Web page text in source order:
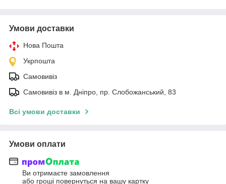
Умови доставки
Нова Пошта
Укрпошта
Самовивіз
Самовивіз в м. Дніпро, пр. Слобожанський, 83
Всі умови доставки
Умови оплати
Ви отримаєте замовлення
або гроші повернуться на вашу картку